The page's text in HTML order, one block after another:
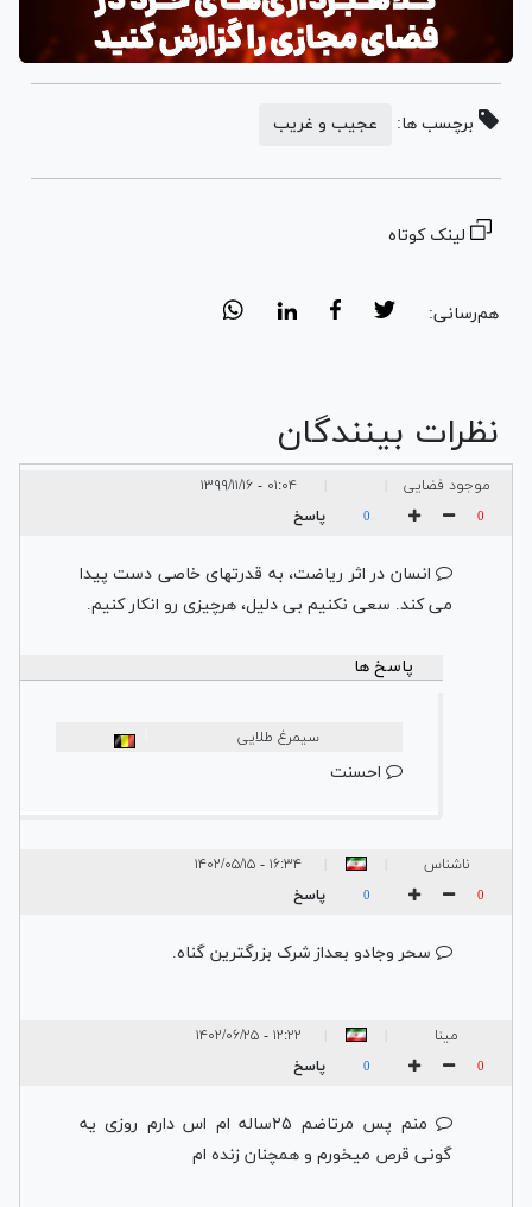
برچسب ها: عجیب و غریب
لینک کوتاه
هم‌رسانی:
نظرات بینندگان
موجود فضایی ۰۱:۰۴ - ۱۳۹۹/۱۱/۱۶
0
0 پاسخ
انسان در اثر ریاضت، به قدرتهای خاصی دست پیدا
می کند. سعی نکنیم بی دلیل، هرچیزی رو انکار کنیم.
پاسخ ها
سیمرغ طلایی
احسنت
ناشناس ۱۶:۳۴ - ۱۴۰۲/۰۵/۱۵
0
0 پاسخ
سحر وجادو بعداز شرک بزرگترین گناه.
مینا ۱۲:۲۲ - ۱۴۰۲/۰۶/۲۵
0
0 پاسخ
منم پس مرتاضم ۲۵ساله ام اس دارم روزی یه
گونی قرص میخورم و همچنان زنده ام